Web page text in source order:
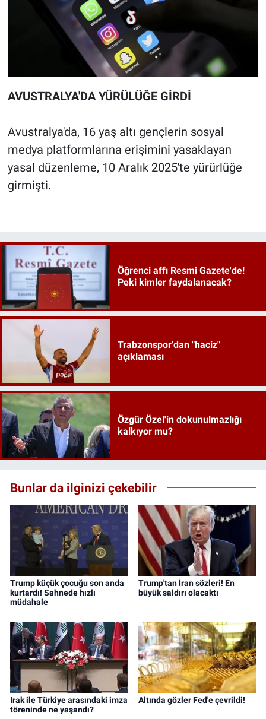
AVUSTRALYA'DA YÜRÜLÜĞE GİRDİ
Avustralya'da, 16 yaş altı gençlerin sosyal
medya platformlarına erişimini yasaklayan
yasal düzenleme, 10 Aralık 2025'te yürürlüğe
girmişti.
Öğrenci affı Resmi Gazete'de!
Peki kimler faydalanacak?
Trabzonspor'dan "haciz"
açıklaması
Özgür Özel'in dokunulmazlığı
kalkıyor mu?
Bunlar da ilginizi çekebilir
Trump küçük çocuğu son anda
kurtardı! Sahnede hızlı
müdahale
Trump'tan İran sözleri! En
büyük saldırı olacaktı
Irak ile Türkiye arasındaki imza
töreninde ne yaşandı?
Altında gözler Fed'e çevrildi!